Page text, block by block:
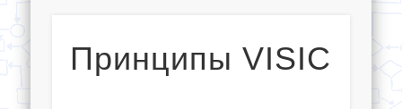
Принципы VISIC